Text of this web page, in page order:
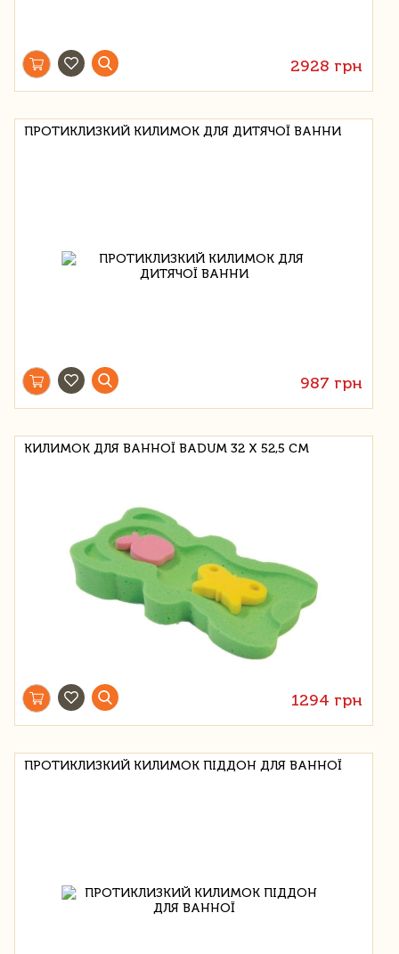
2928 грн
ПРОТИКЛИЗКИЙ КИЛИМОК ДЛЯ ДИТЯЧОЇ ВАННИ
987 грн
КИЛИМОК ДЛЯ ВАННОЇ BADUM 32 Х 52,5 СМ
1294 грн
ПРОТИКЛИЗКИЙ КИЛИМОК ПІДДОН ДЛЯ ВАННОЇ